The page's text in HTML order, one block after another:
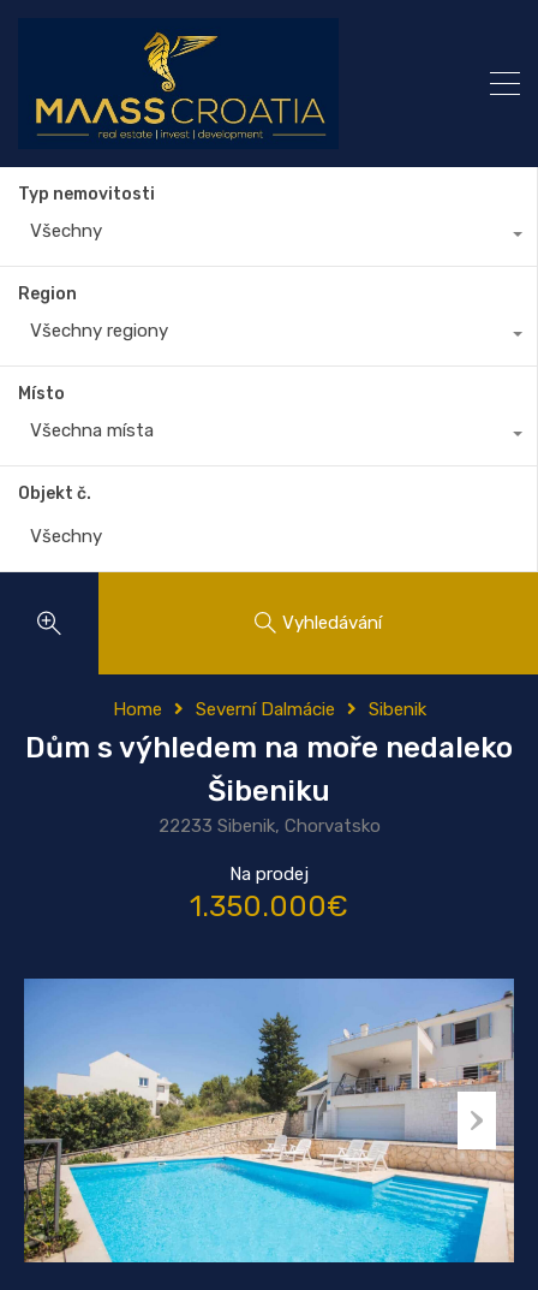
Typ nemovitosti
Všechny
Region
Všechny regiony
Místo
Všechna místa
Objekt č.
Vyhledávání
Home Severní Dalmácie Sibenik
Dům s výhledem na moře nedaleko
Šibeniku
22233 Sibenik, Chorvatsko
Na prodej
1.350.000€